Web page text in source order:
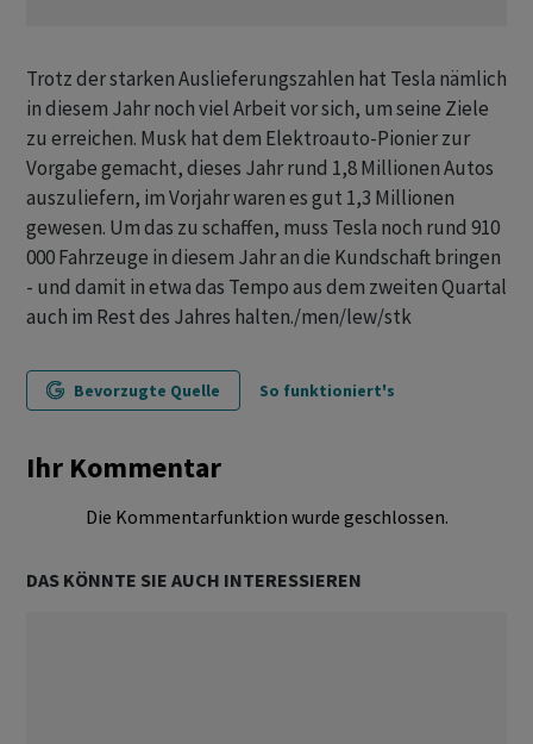
Trotz der starken Auslieferungszahlen hat Tesla nämlich
in diesem Jahr noch viel Arbeit vor sich, um seine Ziele
zu erreichen. Musk hat dem Elektroauto-Pionier zur
Vorgabe gemacht, dieses Jahr rund 1,8 Millionen Autos
auszuliefern, im Vorjahr waren es gut 1,3 Millionen
gewesen. Um das zu schaffen, muss Tesla noch rund 910
000 Fahrzeuge in diesem Jahr an die Kundschaft bringen
- und damit in etwa das Tempo aus dem zweiten Quartal
auch im Rest des Jahres halten./men/lew/stk
Bevorzugte Quelle So funktioniert's
Ihr Kommentar
Die Kommentarfunktion wurde geschlossen.
DAS KÖNNTE SIE AUCH INTERESSIEREN